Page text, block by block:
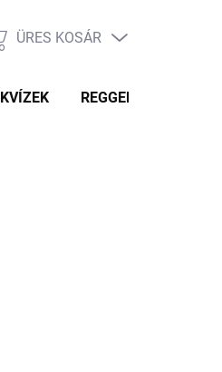
KOSÁR
ÜRES KOSÁR
KVÍZEK REGGELI PRÓFÉTA